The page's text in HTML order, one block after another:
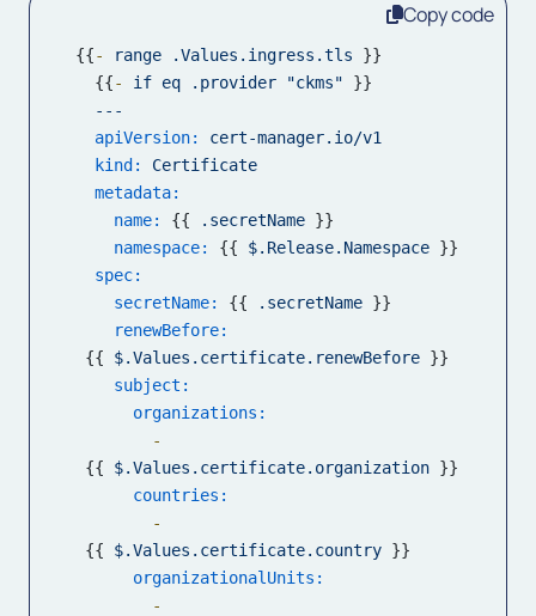
{{- range .Values.ingress.tls }}
  {{
- if eq .provider "ckms" }}
---
apiVersion:
cert-manager.io/v1
kind:
Certificate
metadata:
name:
{{ .secretName }}
namespace:
{{ $.Release.Namespace }}
spec:
secretName:
{{ .secretName }}
renewBefore:
{{ $.Values.certificate.renewBefore }}
subject:
organizations:
-
{{ $.Values.certificate.organization }}
countries:
-
{{ $.Values.certificate.country }}
organizationalUnits:
-
Copy code